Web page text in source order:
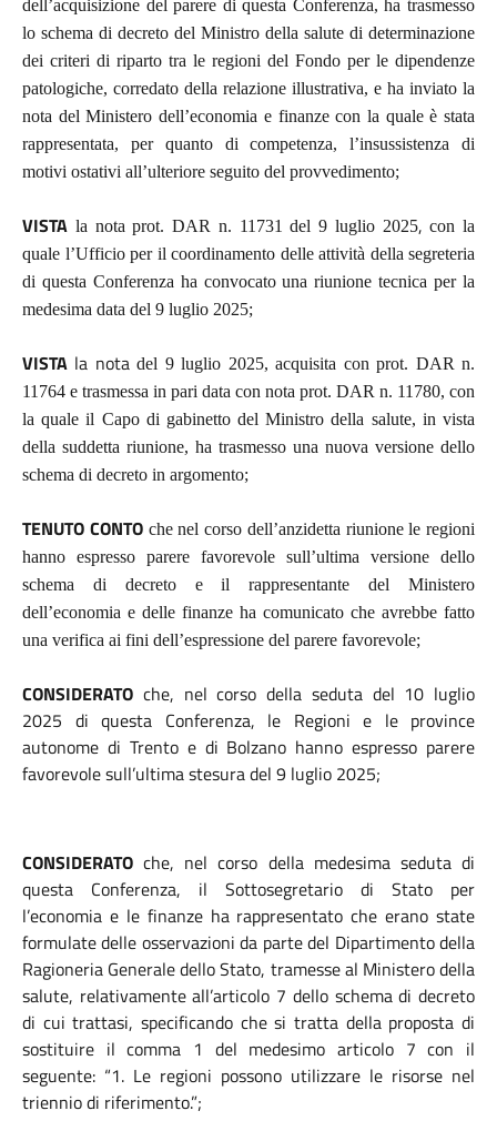
dell’acquisizione del parere di questa Conferenza, ha trasmesso
lo schema di decreto del Ministro della salute di determinazione
dei criteri di riparto tra le regioni del Fondo per le dipendenze
patologiche, corredato della relazione illustrativa, e ha inviato la
nota del Ministero dell’economia e finanze con la quale è stata
rappresentata, per quanto di competenza, l’insussistenza di
motivi ostativi all’ulteriore seguito del provvedimento;
VISTA la nota prot. DAR n. 11731 del 9 luglio 2025,con la
quale l’Ufficio per il coordinamento delle attività della segreteria
di questa Conferenza ha convocato una riunione tecnica per la
medesima data del 9 luglio 2025;
VISTA la notadel 9 luglio 2025, acquisita con prot. DAR n.
11764 e trasmessa in pari data con nota prot. DAR n. 11780, con
la quale il Capo di gabinetto del Ministro della salute, in vista
della suddetta riunione, ha trasmesso una nuova versione dello
schema di decreto in argomento;
TENUTO CONTOche nel corso dell’anzidetta riunione le regioni
hanno espresso parere favorevole sull’ultima versione dello
schema di decreto e il rappresentante del Ministero
dell’economia e delle finanze ha comunicato che avrebbe fatto
una verifica ai fini dell’espressione del parere favorevole;
CONSIDERATO che, nel corso della seduta del 10 luglio
2025 di questa Conferenza, le Regioni e le province
autonome di Trento e di Bolzano hanno espresso parere
favorevole sull’ultima stesura del 9 luglio 2025;
CONSIDERATO che, nel corso della medesima seduta di
questa Conferenza, il Sottosegretario di Stato per
l’economia e le finanze ha rappresentato che erano state
formulate delle osservazioni da parte del Dipartimento della
Ragioneria Generale dello Stato, tramesse al Ministero della
salute, relativamente all’articolo 7 dello schema di decreto
di cui trattasi, specificando che si tratta della proposta di
sostituire il comma 1 del medesimo articolo 7 con il
seguente: “1. Le regioni possono utilizzare le risorse nel
triennio di riferimento.”;